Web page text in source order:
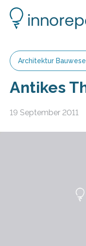
Architektur
Antikes
19 September 2011